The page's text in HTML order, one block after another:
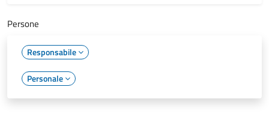
Persone
Responsabile
Personale